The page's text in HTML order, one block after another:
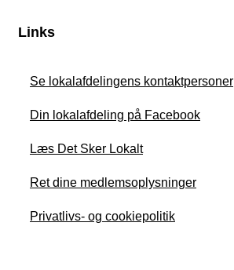
Links
Se lokalafdelingens kontaktpersoner
Din lokalafdeling på Facebook
Læs Det Sker Lokalt
Ret dine medlemsoplysninger
Privatlivs- og cookiepolitik